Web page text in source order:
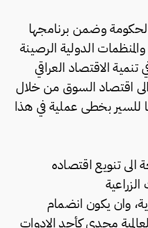
وضمن برنامجها
الدولية الرصينة
الاقتصاد العراقي
الذي اتجه بعد 2003 الى اقتصاد السوق من خلال
للسير بخطى عملية في هذا
الى تنويع اقتصاده
وان يكون انضمام
مجدي كأحد الادوات